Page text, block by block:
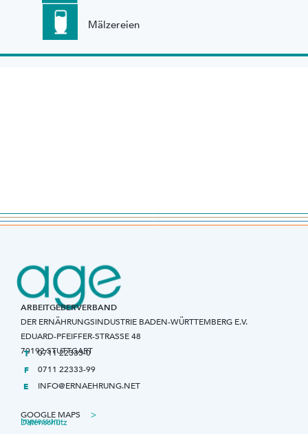
Mälzereien
ARBEITGEBERVERBAND
DER ERNÄHRUNGSINDUSTRIE BADEN-WÜRTTEMBERG E.V.
EDUARD-PFEIFFER-STRASSE 48
70192 STUTTGART
T
0711 22333-0
F
0711 22333-99
E
INFO@ERNAEHRUNG.NET
GOOGLE MAPS >
Impressum
Datenschutz